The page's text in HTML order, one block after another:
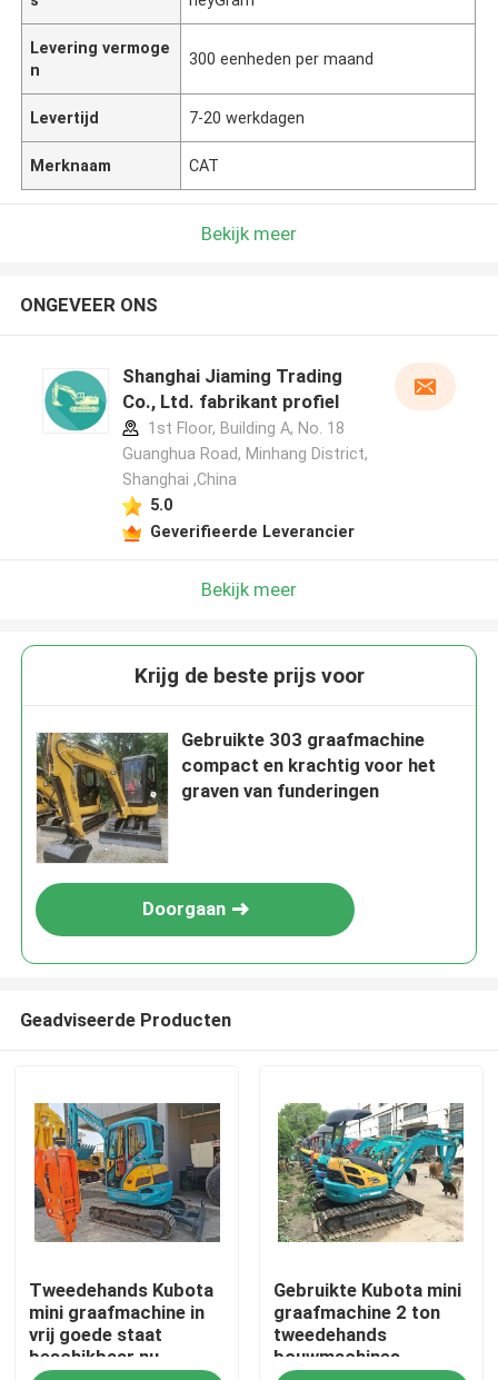
Thuis
Levering vermoge
n
300 eenheden per maand
Levertijd 7-20 werkdagen
Merknaam CAT
Bekijk meer
ONGEVEER ONS
Shanghai Jiaming Trading
Co., Ltd. fabrikant profiel
1st Floor, Building A, No. 18
Guanghua Road, Minhang District,
Shanghai ,China
5.0
Geverifieerde Leverancier
Bekijk meer
Krijg de beste prijs voor
Gebruikte 303 graafmachine
compact en krachtig voor het
graven van funderingen
Doorgaan
Geadviseerde Producten
Tweedehands Kubota
mini graafmachine in
vrij goede staat
beschikbaar nu
Gebruikte Kubota mini
graafmachine 2 ton
tweedehands
bouwmachines